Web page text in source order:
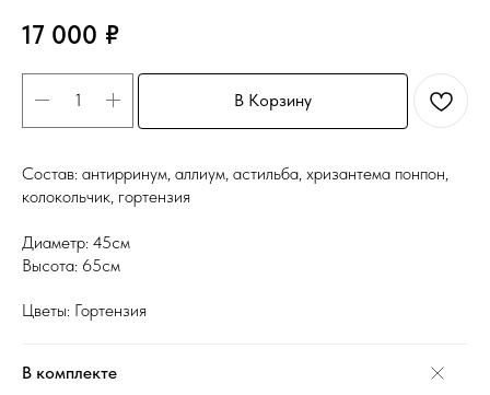
17 000 ₽
В Корзину
Состав: антирринум, аллиум, астильба, хризантема понпон,
колокольчик, гортензия
Диаметр: 45см
Высота: 65см
Цветы: Гортензия
В комплекте